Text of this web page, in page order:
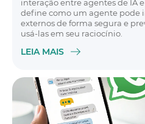
interação entre agentes de IA
define como um agente pode
externos de forma segura e
usá-las em seu raciocínio.
LEIA MAIS